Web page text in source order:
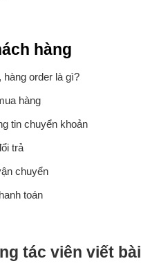
hàng
hàng order là gì?
hàng
tin chuyển khoản
trả
chuyển
toán
tác viên viết bài